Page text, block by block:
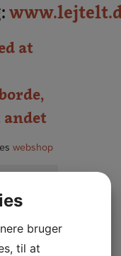
at
andet
webshop
15 cm. høj
bruger
til at